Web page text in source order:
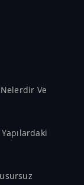
Nelerdir Ve